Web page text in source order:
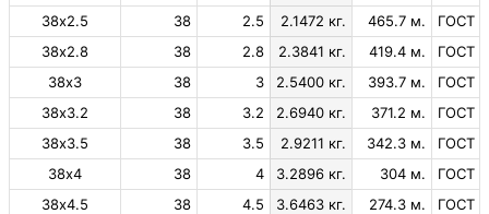
38х2.5
38 2.5 2.1472 кг. 465.7 м.
ГОСТ
38х2.8
38 2.8 2.3841 кг. 419.4 м.
ГОСТ
38х3
38 3 2.5400 кг. 393.7 м.
ГОСТ
38х3.2
38 3.2 2.6940 кг. 371.2 м.
ГОСТ
38х3.5
38 3.5 2.9211 кг. 342.3 м.
ГОСТ
38х4
38 4 3.2896 кг. 304 м.
ГОСТ
38х4.5
38 4.5 3.6463 кг. 274.3 м.
ГОСТ